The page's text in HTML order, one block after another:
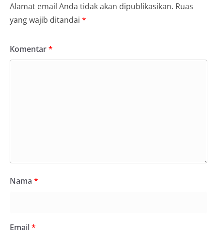
Alamat email Anda tidak akan dipublikasikan. Ruas
yang wajib ditandai *
Komentar*
Nama *
Email*